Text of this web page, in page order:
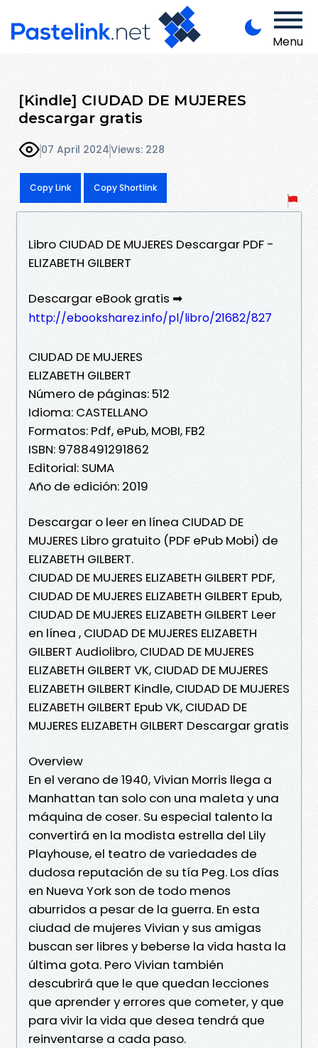
Menu
[Kindle] CIUDAD DE MUJERES
descargar gratis
07 April 2024Views: 228
Copy Link Copy Shortlink
Libro CIUDAD DE MUJERES Descargar PDF -
ELIZABETH GILBERT
Descargar eBook gratis ➡
http://ebooksharez.info/pl/libro/21682/827
CIUDAD DE MUJERES
ELIZABETH GILBERT
Número de páginas: 512
Idioma: CASTELLANO
Formatos: Pdf, ePub, MOBI, FB2
ISBN: 9788491291862
Editorial: SUMA
Año de edición: 2019
Descargar o leer en línea CIUDAD DE
MUJERES Libro gratuito (PDF ePub Mobi) de
ELIZABETH GILBERT.
CIUDAD DE MUJERES ELIZABETH GILBERT PDF,
CIUDAD DE MUJERES ELIZABETH GILBERT Epub,
CIUDAD DE MUJERES ELIZABETH GILBERT Leer
en línea , CIUDAD DE MUJERES ELIZABETH
GILBERT Audiolibro, CIUDAD DE MUJERES
ELIZABETH GILBERT VK, CIUDAD DE MUJERES
ELIZABETH GILBERT Kindle, CIUDAD DE MUJERES
ELIZABETH GILBERT Epub VK, CIUDAD DE
MUJERES ELIZABETH GILBERT Descargar gratis
Overview
En el verano de 1940, Vivian Morris llega a
Manhattan tan solo con una maleta y una
máquina de coser. Su especial talento la
convertirá en la modista estrella del Lily
Playhouse, el teatro de variedades de
dudosa reputación de su tía Peg. Los días
en Nueva York son de todo menos
aburridos a pesar de la guerra. En esta
ciudad de mujeres Vivian y sus amigas
buscan ser libres y beberse la vida hasta la
última gota. Pero Vivian también
descubrirá que le que quedan lecciones
que aprender y errores que cometer, y que
para vivir la vida que desea tendrá que
reinventarse a cada paso.